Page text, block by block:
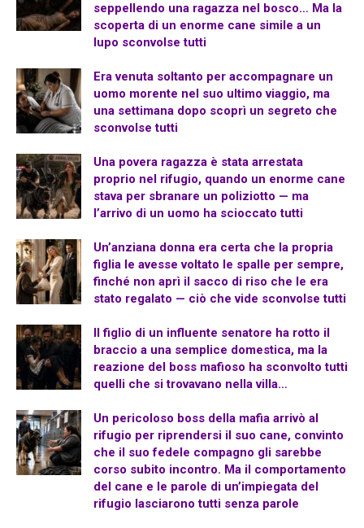
seppellendo una ragazza nel bosco… Ma la
scoperta di un enorme cane simile a un
lupo sconvolse tutti
Era venuta soltanto per accompagnare un
uomo morente nel suo ultimo viaggio, ma
una settimana dopo scoprì un segreto che
sconvolse tutti
Una povera ragazza è stata arrestata
proprio nel rifugio, quando un enorme cane
stava per sbranare un poliziotto — ma
l’arrivo di un uomo ha scioccato tutti
Un’anziana donna era certa che la propria
figlia le avesse voltato le spalle per sempre,
finché non aprì il sacco di riso che le era
stato regalato — ciò che vide sconvolse tutti
Il figlio di un influente senatore ha rotto il
braccio a una semplice domestica, ma la
reazione del boss mafioso ha sconvolto tutti
quelli che si trovavano nella villa…
Un pericoloso boss della mafia arrivò al
rifugio per riprendersi il suo cane, convinto
che il suo fedele compagno gli sarebbe
corso subito incontro. Ma il comportamento
del cane e le parole di un’impiegata del
rifugio lasciarono tutti senza parole